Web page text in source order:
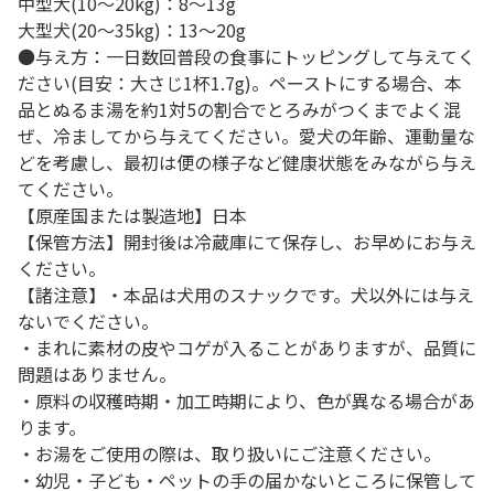
大型犬(20～35kg)：13～20g
●与え方：一日数回普段の食事にトッピングして与えてく
ださい(目安：大さじ1杯1.7g)。ペーストにする場合、本
品とぬるま湯を約1対5の割合でとろみがつくまでよく混
ぜ、冷ましてから与えてください。愛犬の年齢、運動量な
どを考慮し、最初は便の様子など健康状態をみながら与え
てください。
【原産国または製造地】日本
【保管方法】開封後は冷蔵庫にて保存し、お早めにお与え
ください。
【諸注意】・本品は犬用のスナックです。犬以外には与え
ないでください。
・まれに素材の皮やコゲが入ることがありますが、品質に
問題はありません。
・原料の収穫時期・加工時期により、色が異なる場合があ
ります。
・お湯をご使用の際は、取り扱いにご注意ください。
・幼児・子ども・ペットの手の届かないところに保管して